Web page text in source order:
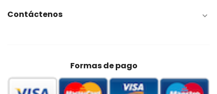
Contáctenos 
Formas de pago